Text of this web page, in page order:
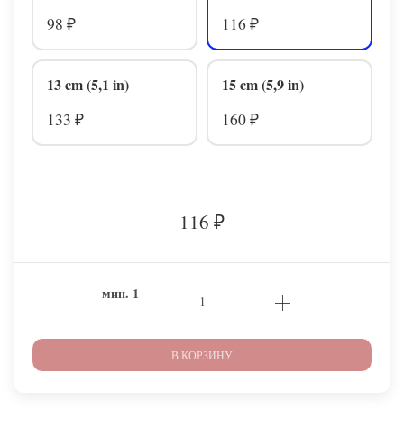
98 ₽
116 ₽
13 cm (5,1 in)
133 ₽
15 cm (5,9 in)
160 ₽
116 ₽
мин. 1
В КОРЗИНУ